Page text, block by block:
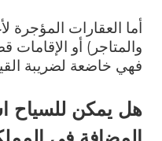
أما العقارات المؤجرة
والمتاجر) أو الإقامات
فهي خاضعة لضريبة
هل يمكن للسياح